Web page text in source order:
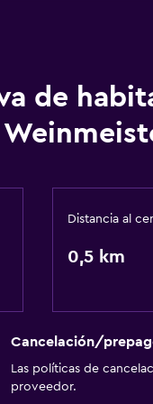
Baño
Lavandería
de
Distancia al
0,5 km
Cancelación/
Las políticas de
proveedor.